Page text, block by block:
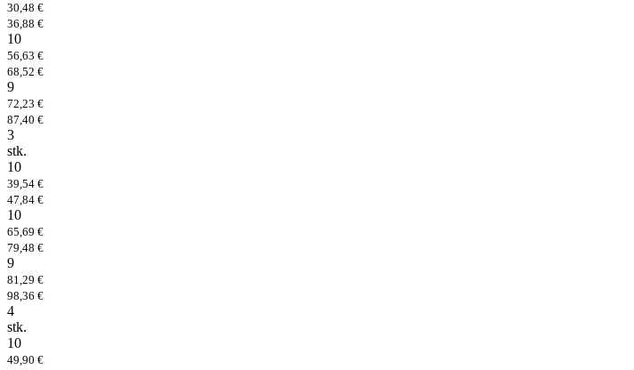
30,48 €
36,88 €
10
56,63 €
68,52 €
9
72,23 €
87,40 €
3
stk.
10
39,54 €
47,84 €
10
65,69 €
79,48 €
9
81,29 €
98,36 €
4
stk.
10
49,90 €